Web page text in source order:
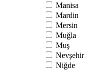
Manisa
Mardin
Mersin
Muğla
Muş
Nevşehir
Niğde